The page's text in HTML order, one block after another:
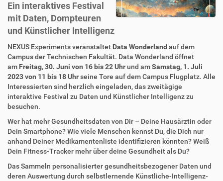
Ein interaktives Festival
mit Daten, Dompteuren
und Künstlicher Intelligenz
NEXUS Experiments veranstaltet Data Wonderland auf dem
Campus der Technischen Fakultät. Data Wonderland öffnet
am Freitag, 30. Juni von 16 bis 22 Uhrund amSamstag, 1. Juli
2023 von 11 bis 18 Uhrseine Tore auf dem Campus Flugplatz. Alle
Interessierten sind herzlich eingeladen, das zweitägige
interaktive Festival zu Daten und Künstlicher Intelligenz zu
besuchen.
Wer hat mehr Gesundheitsdaten von Dir – Deine Hausärztin oder
Dein Smartphone? Wie viele Menschen kennst Du, die Dich nur
anhand Deiner Medikamentenliste identifizieren könnten? Weiß
Dein Fitness-Tracker mehr über deine Gesundheit als Du?
Das Sammeln personalisierter gesundheitsbezogener Daten und
deren Auswertung durch selbstlernende Künstliche-Intelligenz-